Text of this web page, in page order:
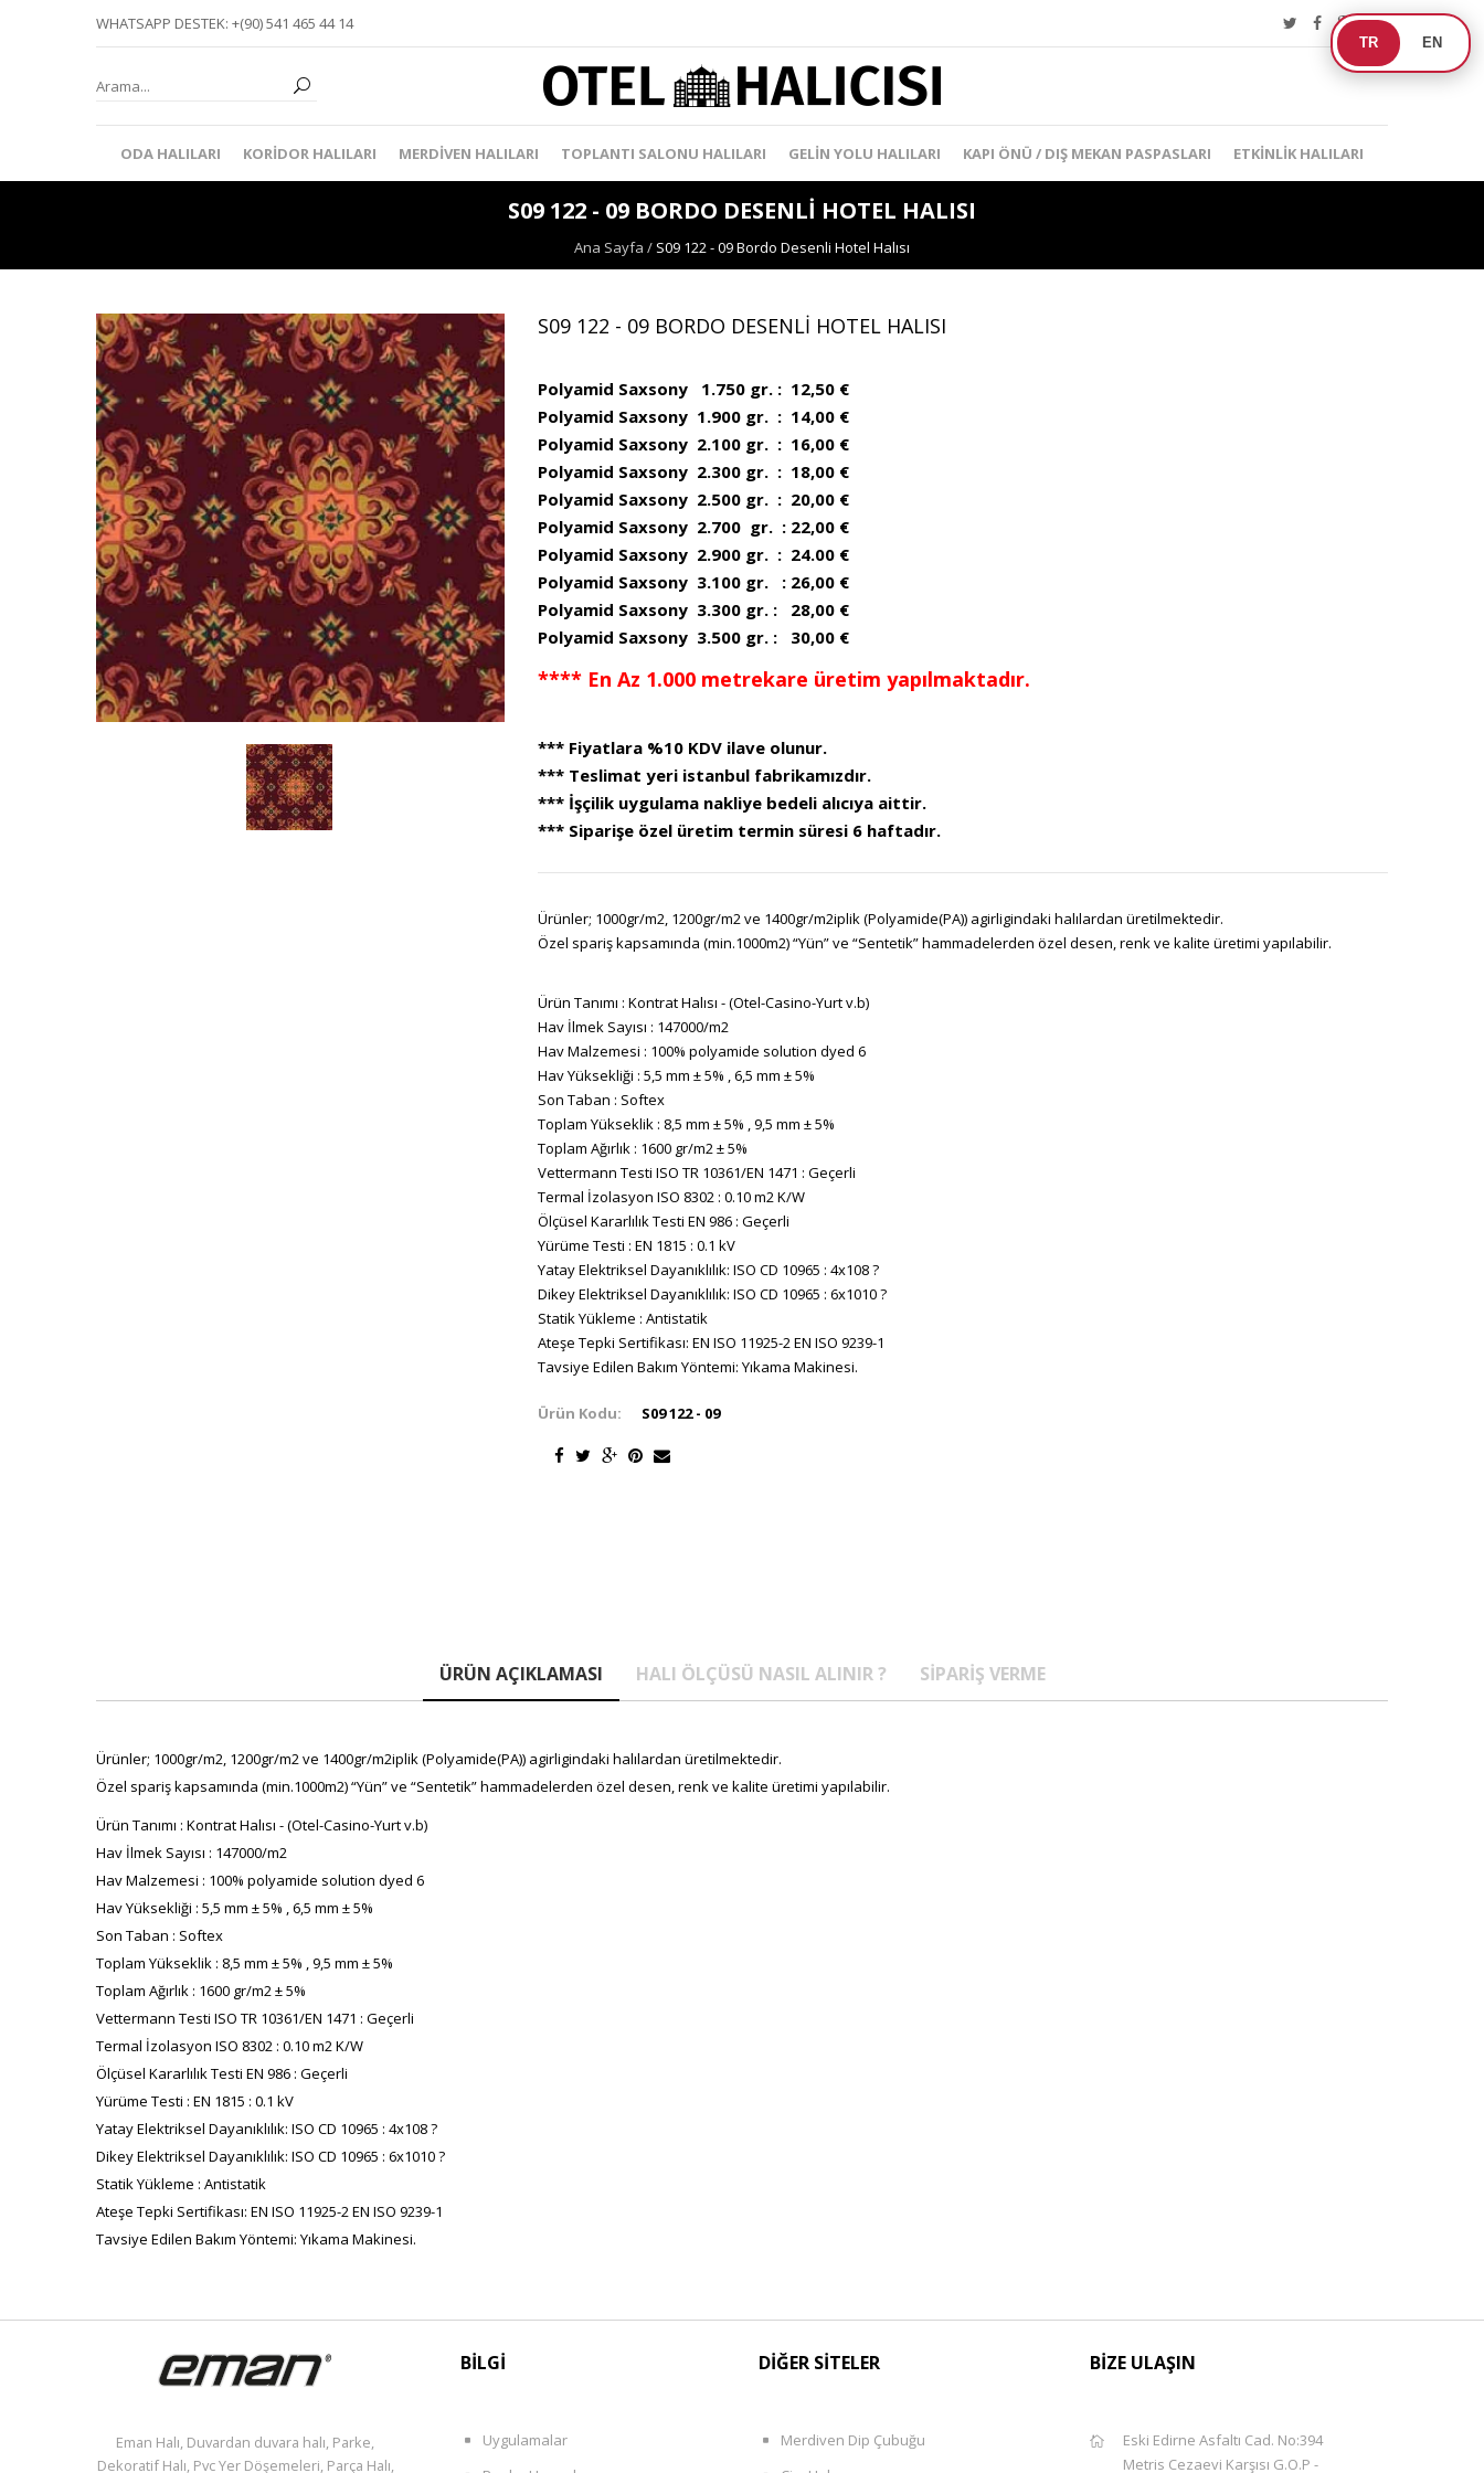
TR EN
WHATSAPP DESTEK: +(90) 541 465 44 14
ODA HALILARI KORIDOR HALILARI MERDIVEN HALILARI TOPLANTI SALONU HALILARI GELIN YOLU HALILARI KAPI ÖNÜ / DIŞ MEKAN PASPASLARI ETKINLIK HALILARI
S09 122 - 09 BORDO DESENLI HOTEL HALISI
Ana Sayfa / S09 122 - 09 Bordo Desenli Hotel Halısı
S09 122 - 09 BORDO DESENLI HOTEL HALISI
Polyamid Saxsony 1.750 gr. : 12,50 €
Polyamid Saxsony 1.900 gr. : 14,00 €
Polyamid Saxsony 2.100 gr. : 16,00 €
Polyamid Saxsony 2.300 gr. : 18,00 €
Polyamid Saxsony 2.500 gr. : 20,00 €
Polyamid Saxsony 2.700 gr. : 22,00 €
Polyamid Saxsony 2.900 gr. : 24.00 €
Polyamid Saxsony 3.100 gr. : 26,00 €
Polyamid Saxsony 3.300 gr. : 28,00 €
Polyamid Saxsony 3.500 gr. : 30,00 €
**** En Az 1.000 metrekare üretim yapılmaktadır.
*** Fiyatlara %10 KDV ilave olunur.
*** Teslimat yeri istanbul fabrikamızdır.
*** İşçilik uygulama nakliye bedeli alıcıya aittir.
*** Siparişe özel üretim termin süresi 6 haftadır.
Ürünler; 1000gr/m2, 1200gr/m2 ve 1400gr/m2iplik (Polyamide(PA)) agirligindaki halılardan üretilmektedir.
Özel spariş kapsamında (min.1000m2) “Yün” ve “Sentetik” hammadelerden özel desen, renk ve kalite üretimi yapılabilir.
Ürün Tanımı : Kontrat Halısı - (Otel-Casino-Yurt v.b)
Hav İlmek Sayısı : 147000/m2
Hav Malzemesi : 100% polyamide solution dyed 6
Hav Yüksekliği : 5,5 mm ± 5% , 6,5 mm ± 5%
Son Taban : Softex
Toplam Yükseklik : 8,5 mm ± 5% , 9,5 mm ± 5%
Toplam Ağırlık : 1600 gr/m2 ± 5%
Vettermann Testi ISO TR 10361/EN 1471 : Geçerli
Termal İzolasyon ISO 8302 : 0.10 m2 K/W
Ölçüsel Kararlılık Testi EN 986 : Geçerli
Yürüme Testi : EN 1815 : 0.1 kV
Yatay Elektriksel Dayanıklılık: ISO CD 10965 : 4x108 ?
Dikey Elektriksel Dayanıklılık: ISO CD 10965 : 6x1010 ?
Statik Yükleme : Antistatik
Ateşe Tepki Sertifikası: EN ISO 11925-2 EN ISO 9239-1
Tavsiye Edilen Bakım Yöntemi: Yıkama Makinesi.
Ürün Kodu: S09 122 - 09
ÜRÜN AÇIKLAMASI HALI ÖLÇÜSÜ NASIL ALINIR ? SIPARIŞ VERME
Ürünler; 1000gr/m2, 1200gr/m2 ve 1400gr/m2iplik (Polyamide(PA)) agirligindaki halılardan üretilmektedir.
Özel spariş kapsamında (min.1000m2) “Yün” ve “Sentetik” hammadelerden özel desen, renk ve kalite üretimi yapılabilir.
Ürün Tanımı : Kontrat Halısı - (Otel-Casino-Yurt v.b)
Hav İlmek Sayısı : 147000/m2
Hav Malzemesi : 100% polyamide solution dyed 6
Hav Yüksekliği : 5,5 mm ± 5% , 6,5 mm ± 5%
Son Taban : Softex
Toplam Yükseklik : 8,5 mm ± 5% , 9,5 mm ± 5%
Toplam Ağırlık : 1600 gr/m2 ± 5%
Vettermann Testi ISO TR 10361/EN 1471 : Geçerli
Termal İzolasyon ISO 8302 : 0.10 m2 K/W
Ölçüsel Kararlılık Testi EN 986 : Geçerli
Yürüme Testi : EN 1815 : 0.1 kV
Yatay Elektriksel Dayanıklılık: ISO CD 10965 : 4x108 ?
Dikey Elektriksel Dayanıklılık: ISO CD 10965 : 6x1010 ?
Statik Yükleme : Antistatik
Ateşe Tepki Sertifikası: EN ISO 11925-2 EN ISO 9239-1
Tavsiye Edilen Bakım Yöntemi: Yıkama Makinesi.
Eman Halı, Duvardan duvara halı, Parke,
Dekoratif Halı, Pvc Yer Döşemeleri, Parça Halı,
BİLGİ
Uygulamalar
DİĞER SİTELER
Merdiven Dip Çubuğu
BİZE ULAŞIN
Eski Edirne Asfaltı Cad. No:394
Metris Cezaevi Karşısı G.O.P -